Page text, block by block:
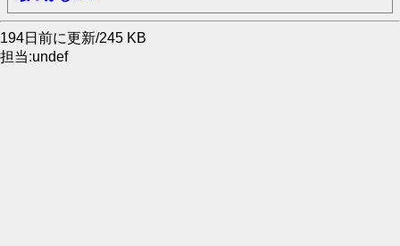
194日前に更新/245 KB
担当:undef